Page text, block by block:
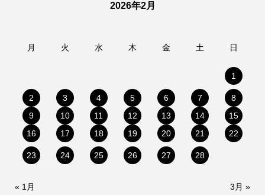
2026年2月
月 火 水 木 金 土 日
1
2 3 4 5 6 7
8
9
10 11 12 13 14
15
16
17 18 19 20 21 22
23 24 25 26 27 28
« 1月 3月 »